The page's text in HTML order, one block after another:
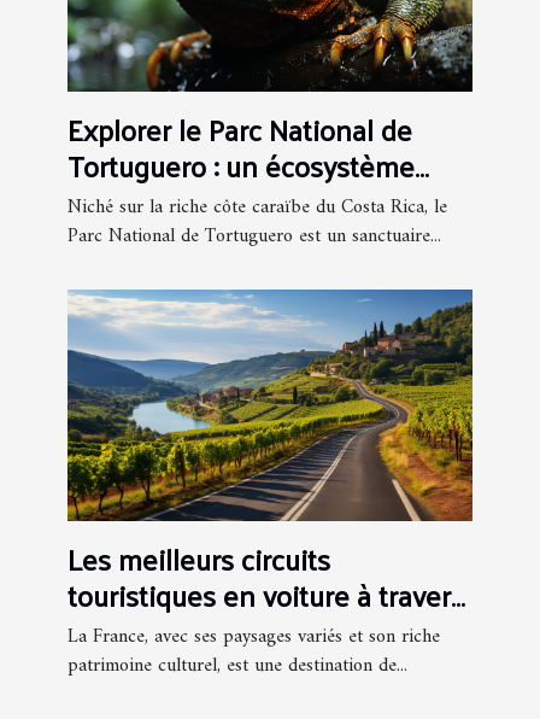
Explorer le Parc National de
Tortuguero : un écosystème
unique à découvrir sur la côte
Caraïbe du Costa Rica
Niché sur la riche côte caraïbe du Costa Rica, le
Parc National de Tortuguero est un sanctuaire...
Les meilleurs circuits
touristiques en voiture à travers
la France
La France, avec ses paysages variés et son riche
patrimoine culturel, est une destination de...